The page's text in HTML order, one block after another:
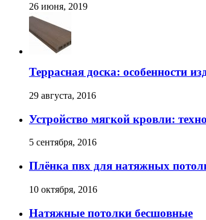
26 июня, 2019
Террасная доска: особенности
29 августа, 2016
Устройство мягкой кровли:
5 сентября, 2016
Плёнка пвх для натяжных
10 октября, 2016
Натяжные потолки бесшовные